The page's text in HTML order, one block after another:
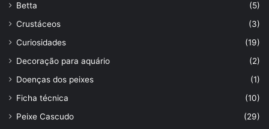
Betta
(5)
Crustáceos
(3)
Curiosidades
(19)
Decoração para aquário
(2)
Doenças dos peixes
(1)
Ficha técnica
(10)
Peixe Cascudo
(29)